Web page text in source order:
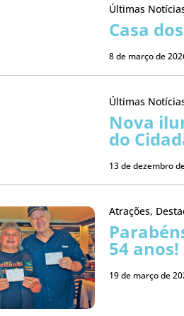
Últimas
Casa
8 de março de
Últimas
Nova
do
13 de dezembro
Atrações,
54 anos!
19 de março de